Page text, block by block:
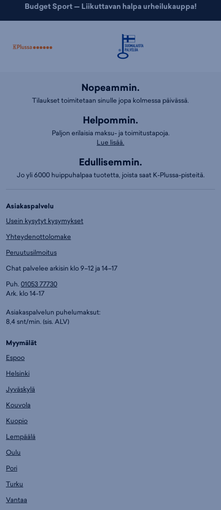
Budget Sport — Liikuttavan halpa urheilukauppa!
Nopeammin.
Tilaukset toimitetaan sinulle jopa kolmessa päivässä.
Helpommin.
Paljon erilaisia maksu- ja toimitustapoja.
Lue lisää.
Edullisemmin.
Jo yli 6000 huippuhalpaa tuotetta, joista saat K-Plussa-pisteitä.
Asiakaspalvelu
Usein kysytyt kysymykset
Yhteydenottolomake
Peruutusilmoitus
Chat palvelee arkisin klo 9–12 ja 14–17
Puh. 01053 77730
Ark. klo 14-17
Asiakaspalvelun puhelumaksut:
8,4 snt/min. (sis. ALV)
Myymälät
Espoo
Helsinki
Jyväskylä
Kouvola
Kuopio
Lempäälä
Oulu
Pori
Turku
Vantaa